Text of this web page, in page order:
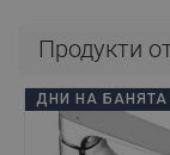
Продукти
ДНИ НА БАНЯТА